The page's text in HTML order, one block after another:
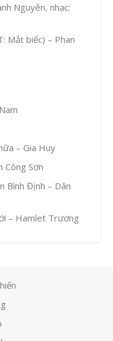
Nguyên, nhạc:
Mắt biếc) – Phan
– Gia Huy
Sơn
Bình Định – Dân
– Hamlet Trương